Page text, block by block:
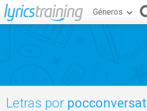
Géneros
Letras por